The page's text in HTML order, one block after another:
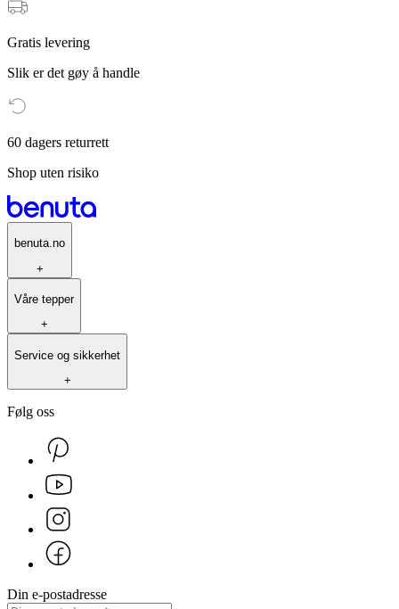
Gratis levering
Slik er det gøy å handle
60 dagers returrett
Shop uten risiko
benuta.no
+
Våre tepper
+
Service og sikkerhet
+
Følg oss
Din e-postadresse